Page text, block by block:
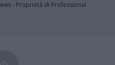
- Proprietà di Professional